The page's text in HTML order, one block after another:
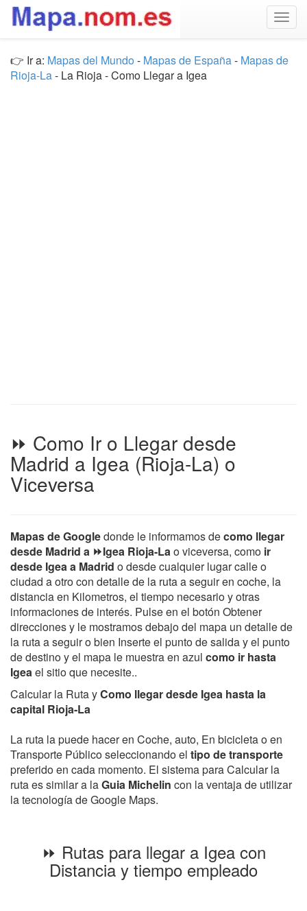
👉 Ir a: Mapas del Mundo - Mapas de España- Mapas de
Rioja-La- La Rioja - Como Llegar a Igea
⏩ Como Ir o Llegar desde
Madrid a Igea (Rioja-La) o
Viceversa
Mapas de Googledonde le informamos decomo llegar
desde Madrid a ⏩Igea Rioja-Lao viceversa, como ir
desde Igea a Madrid o desde cualquier lugar calle o
ciudad a otro con detalle de la ruta a seguir en coche, la
distancia en Kilometros, el tiempo necesario y otras
informaciones de interés. Pulse en el botón Obtener
direcciones y le mostramos debajo del mapa un detalle de
la ruta a seguir o bien Inserte el punto de salida y el punto
de destino y el mapa le muestra en azul como ir hasta
Igeael sitio que necesite..
Calcular la Ruta yComo llegar desde Igea hasta la
capital Rioja-La
La ruta la puede hacer en Coche, auto, En bicicleta o en
Transporte Público seleccionando el tipo de transporte
preferido en cada momento. El sistema para Calcular la
ruta es similar a laGuia Michelin con la ventaja de utilizar
la tecnología de Google Maps.
⏩ Rutas para llegar a Igea con
Distancia y tiempo empleado